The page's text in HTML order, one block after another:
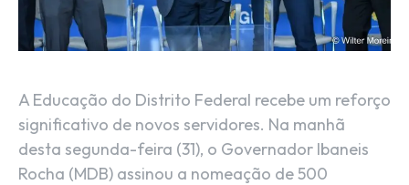
A Educação do Distrito Federal recebe um reforço
significativo de novos servidores. Na manhã
desta segunda-feira (31), o Governador Ibaneis
Rocha (MDB) assinou a nomeação de 500